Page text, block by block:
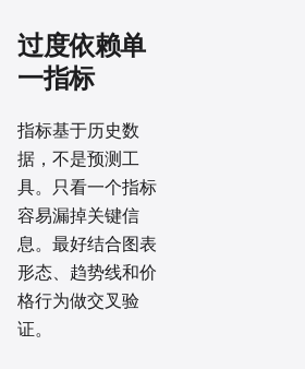
过度依赖单
一指标
指标基于历史数
据，不是预测工
具。只看一个指标
容易漏掉关键信
息。最好结合图表
形态、趋势线和价
格行为做交叉验
证。